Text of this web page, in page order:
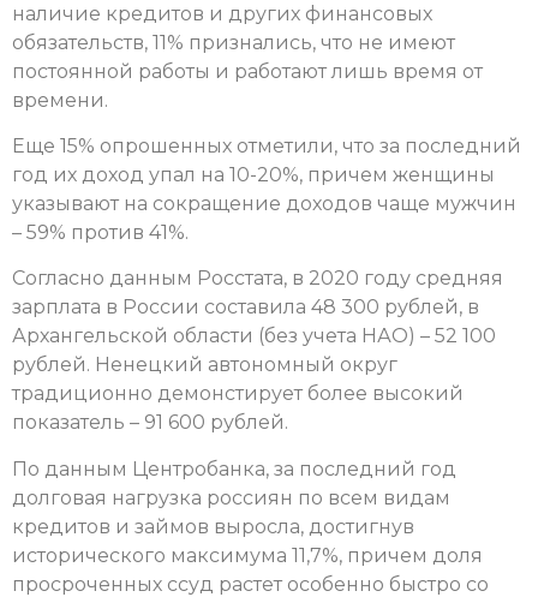
наличие кредитов и других финансовых
обязательств, 11% признались, что не имеют
постоянной работы и работают лишь время от
времени.
Еще 15% опрошенных отметили, что за последний
год их доход упал на 10-20%, причем женщины
указывают на сокращение доходов чаще мужчин
– 59% против 41%.
Согласно данным Росстата, в 2020 году средняя
зарплата в России составила 48 300 рублей, в
Архангельской области (без учета НАО) – 52 100
рублей. Ненецкий автономный округ
традиционно демонстирует более высокий
показатель – 91 600 рублей.
По данным Центробанка, за последний год
долговая нагрузка россиян по всем видам
кредитов и займов выросла, достигнув
исторического максимума 11,7%, причем доля
просроченных ссуд растет особенно быстро со